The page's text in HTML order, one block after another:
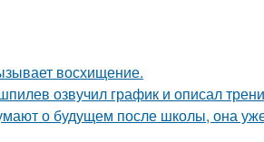
восхищение.
озвучил график и описал
о будущем после школы, она